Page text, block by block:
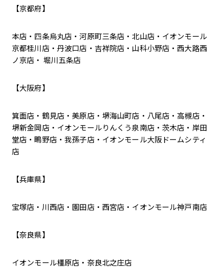
【京都府】
本店・四条烏丸店・河原町三条店・北山店・イオンモール
京都桂川店・丹波口店・吉祥院店・山科小野店・西大路西
ノ京店・ 堀川五条店
【大阪府】
箕面店・鶴見店・美原店・堺海山町店・八尾店・高槻店・
堺新金岡店・イオンモールりんくう泉南店・茨木店・岸田
堂店・鴫野店・我孫子店・イオンモール大阪ドームシティ
店
【兵庫県】
宝塚店・川西店・園田店・西宮店・イオンモール神戸南店
【奈良県】
イオンモール橿原店・奈良北之庄店